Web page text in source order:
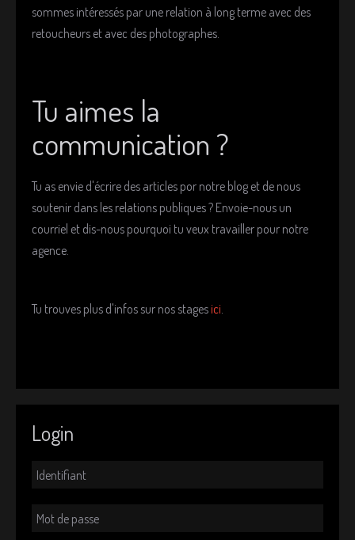
sommes intéressés par une relation à long terme avec des
retoucheurs et avec des photographes.
Tu aimes la
communication ?
Tu as envie d'écrire des articles por notre blog et de nous
soutenir dans les relations publiques ? Envoie-nous un
courriel et dis-nous pourquoi tu veux travailler pour notre
agence.
Tu trouves plus d'infos sur nos stagesici.
Login